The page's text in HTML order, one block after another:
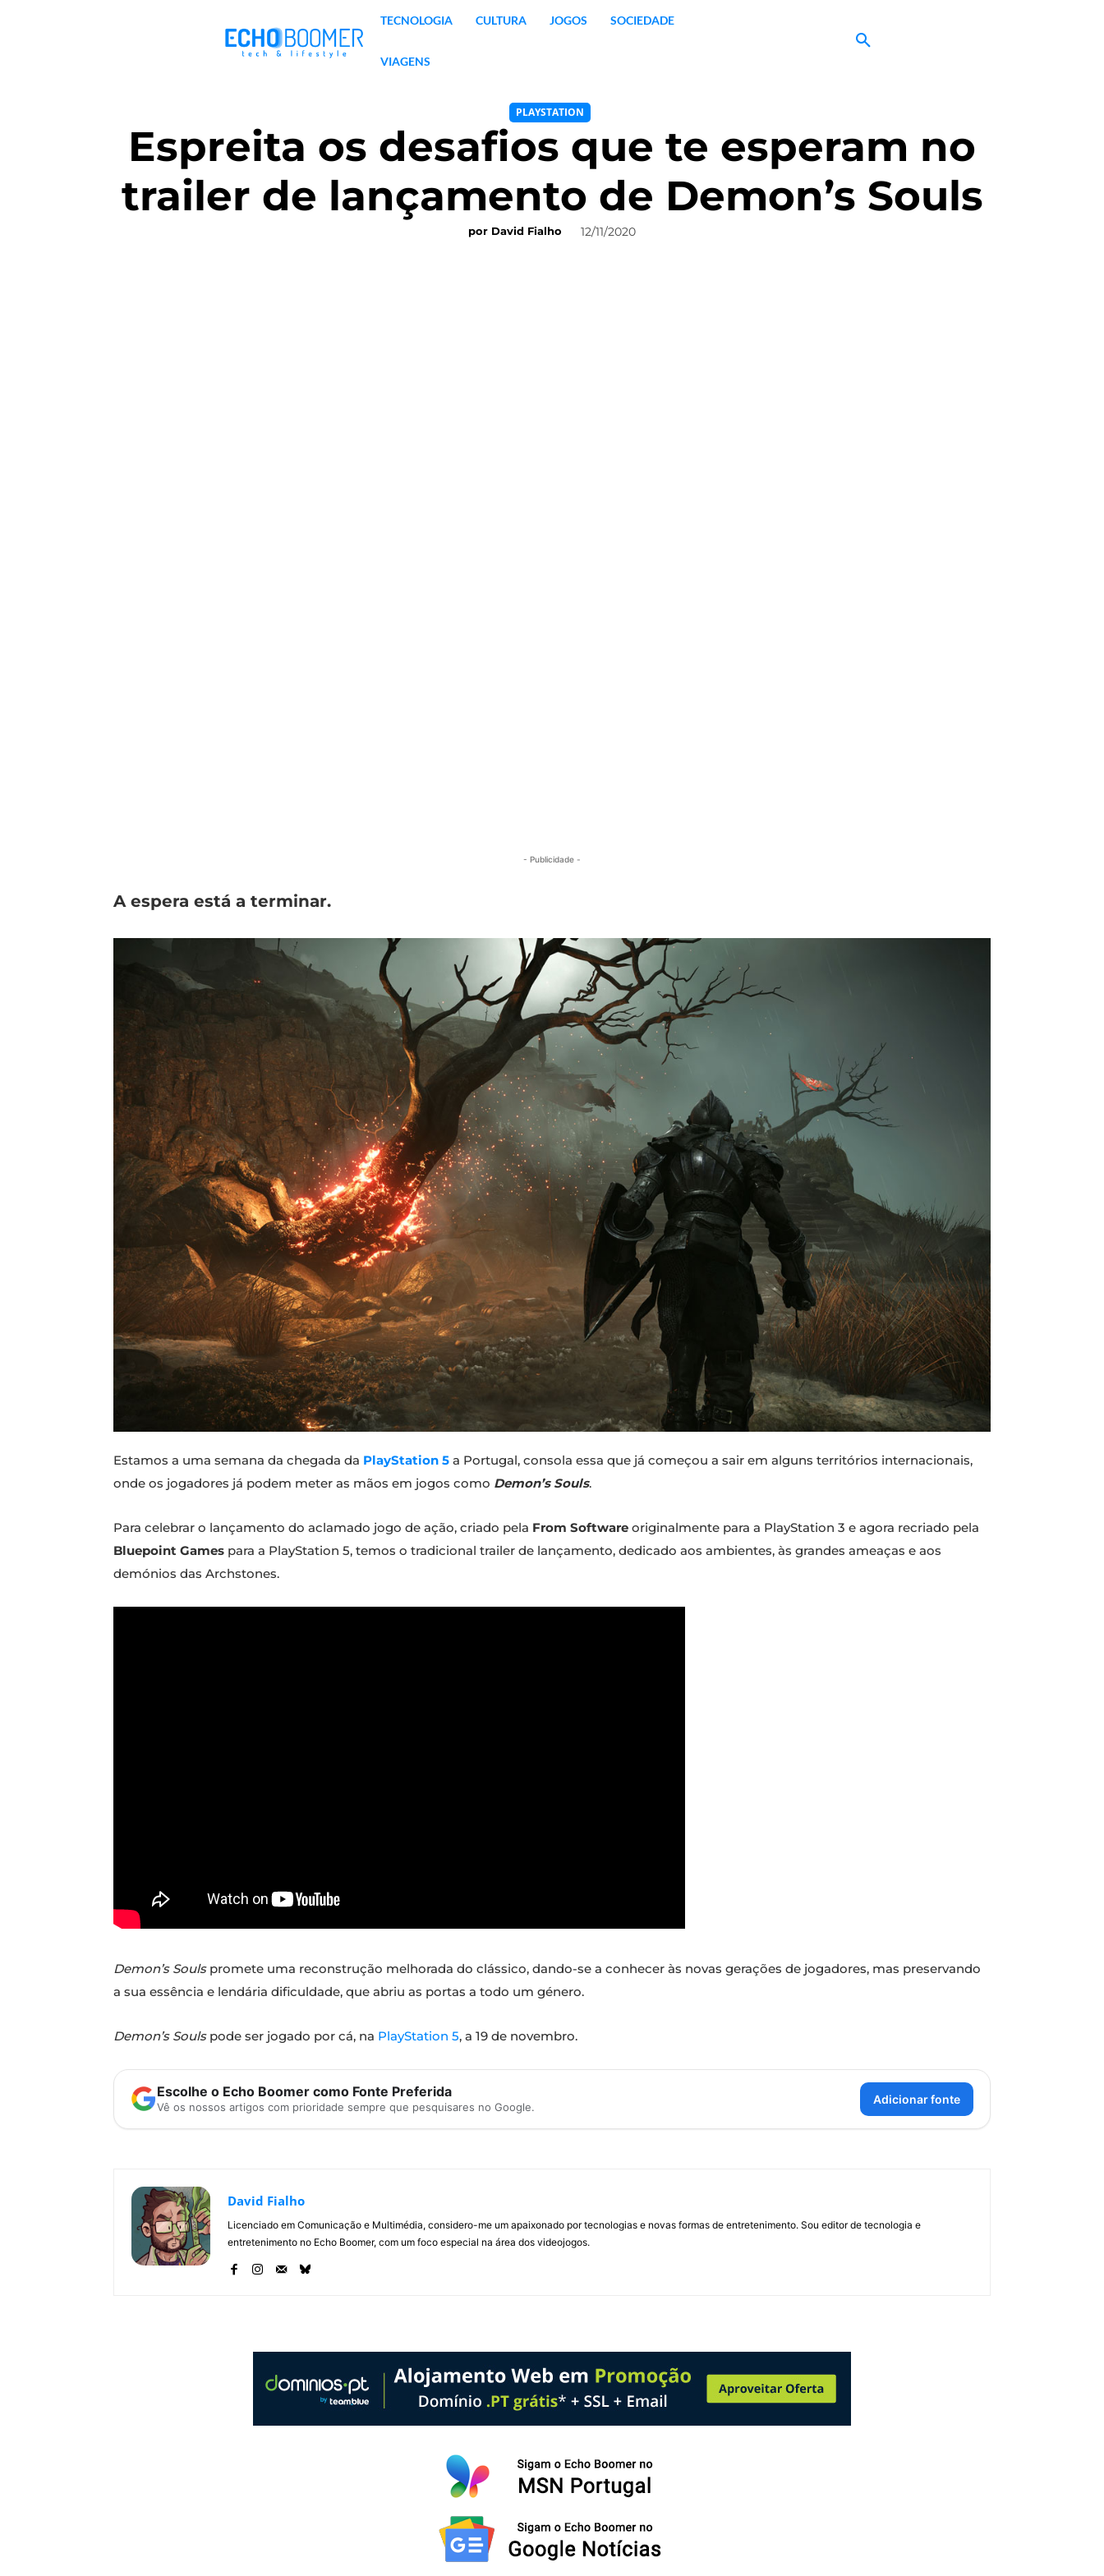
TECNOLOGIA CULTURA JOGOS SOCIEDADE
VIAGENS
PLAYSTATION
Espreita os desafios que te esperam no
trailer de lançamento de Demon’s Souls
por David Fialho 12/11/2020
- Publicidade -
A espera está a terminar.
Estamos a uma semana da chegada da PlayStation 5 a Portugal, consola essa que já começou a sair em alguns territórios internacionais,
onde os jogadores já podem meter as mãos em jogos como Demon’s Souls.
Para celebrar o lançamento do aclamado jogo de ação, criado pela From Software originalmente para a PlayStation 3 e agora recriado pela
Bluepoint Games para a PlayStation 5, temos o tradicional trailer de lançamento, dedicado aos ambientes, às grandes ameaças e aos
demónios das Archstones.
Demon’s Soulspromete uma reconstrução melhorada do clássico, dando-se a conhecer às novas gerações de jogadores, mas preservando
a sua essência e lendária dificuldade, que abriu as portas a todo um género.
Demon’s Soulspode ser jogado por cá, na PlayStation 5, a 19 de novembro.
Escolhe o Echo Boomer como Fonte Preferida
Vê os nossos artigos com prioridade sempre que pesquisares no Google.
Adicionar fonte
David Fialho
Licenciado em Comunicação e Multimédia, considero-me um apaixonado por tecnologias e novas formas de entretenimento. Sou editor de tecnologia e
entretenimento no Echo Boomer, com um foco especial na área dos videojogos.